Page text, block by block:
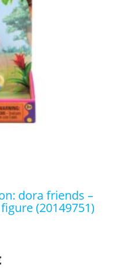
(20149751)